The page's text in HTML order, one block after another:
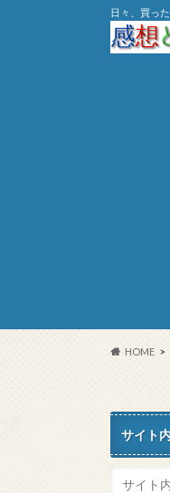
日々、買っ
HOME
サイト